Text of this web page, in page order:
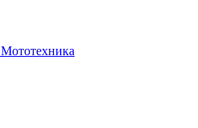
Мототехника